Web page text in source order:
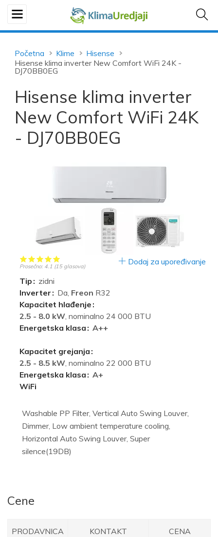
Početna Klime
Hisense
Hisense klima inverter New Comfort WiFi 24K -
DJ70BB0EG
Hisense klima inverter
New Comfort WiFi 24K
- DJ70BB0EG
Prosečno: 4.1 (15glasova)
Tip
zidni
Inverter
Da, Freon R32
Kapacitet hlađenje
2.5 - 8.0 kW, nominalno 24 000 BTU
Energetska klasa
A++
Kapacitet grejanja
2.5 - 8.5 kW, nominalno 22 000 BTU
Energetska klasa
A+
WiFi
Dodaj za upoređivanje
Washable PP Filter, Vertical Auto Swing Louver,
Dimmer, Low ambient temperature cooling,
Horizontal Auto Swing Louver, Super
silence(19DB)
Cene
PRODAVNICA KONTAKT CENA